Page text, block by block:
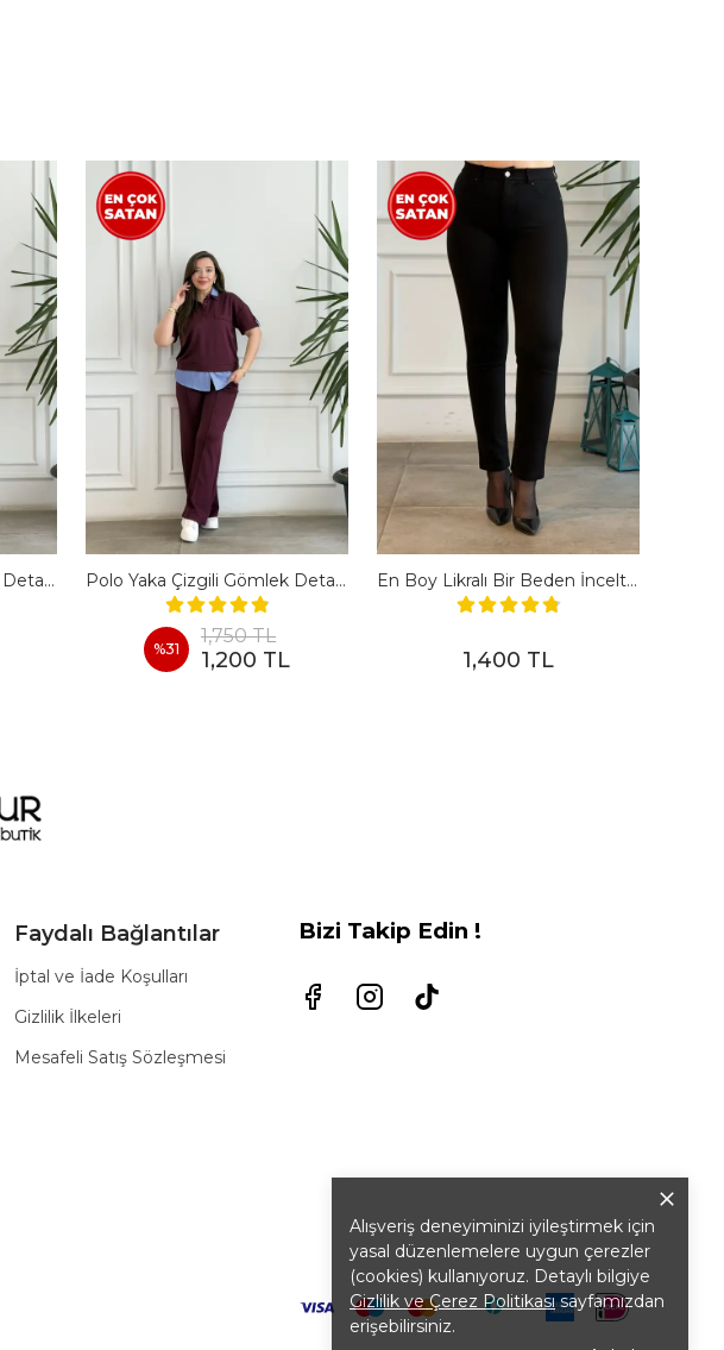
Alışveriş deneyiminizi iyileştirmek için
yasal düzenlemelere uygun çerezler
(cookies) kullanıyoruz. Detaylı bilgiye
Gizlilik ve Çerez Politikasısayfamızdan
erişebilirsiniz.
Polo Yaka Çizgili Gömlek Detaylı Kısa Kollu Takım - SIYAH Polo Yaka Çizgili Gömlek Detaylı Kısa Kollu Takım - BORDO
%31
1,750 TL
1,200 TL
En Boy Likralı Bir Beden İncelten Pantolon - SIYAH
1,400 TL
Faydalı Bağlantılar
İptal ve İade Koşulları
Gizlilik İlkeleri
Mesafeli Satış Sözleşmesi
Bizi Takip Edin !